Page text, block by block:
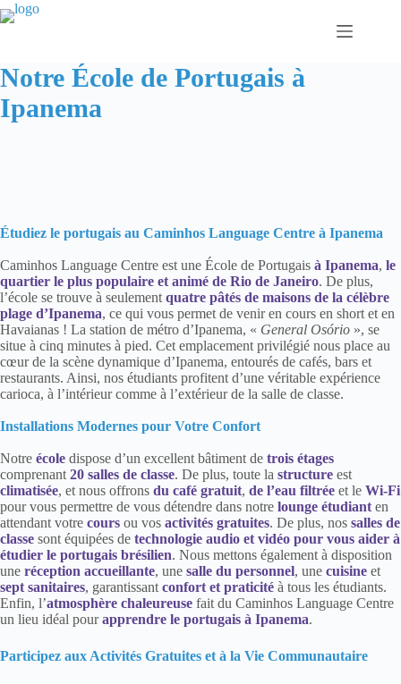
Passer
au
Notre École de Portugais à
Ipanema
Étudiez le portugais au Caminhos Language Centre à Ipanema
Caminhos Language Centre est une École de Portugais à Ipanema, le
quartier le plus populaire et animé de Rio de Janeiro. De plus,
l’école se trouve à seulement quatre pâtés de maisons de la célèbre
plage d’Ipanema, ce qui vous permet de venir en cours en short et en
Havaianas ! La station de métro d’Ipanema, « General Osório », se
situe à cinq minutes à pied. Cet emplacement privilégié nous place au
cœur de la scène dynamique d’Ipanema, entourés de cafés, bars et
restaurants. Ainsi, nos étudiants profitent d’une véritable expérience
carioca, à l’intérieur comme à l’extérieur de la salle de classe.
Installations Modernes pour Votre Confort
Notre école dispose d’un excellent bâtiment de trois étages
comprenant 20 salles de classe. De plus, toute la structure est
climatisée, et nous offrons du café gratuit, de l’eau filtrée et le Wi-Fi
pour vous permettre de vous détendre dans notre lounge étudiant en
attendant votre cours ou vos activités gratuites. De plus, nos salles de
classe sont équipées de technologie audio et vidéo pour vous aider à
étudier le portugais brésilien. Nous mettons également à disposition
une réception accueillante, une salle du personnel, une cuisine et
sept sanitaires, garantissant confort et praticité à tous les étudiants.
Enfin, l’atmosphère chaleureuse fait du Caminhos Language Centre
un lieu idéal pourapprendre le portugais à Ipanema.
Participez aux Activités Gratuites et à la Vie Communautaire